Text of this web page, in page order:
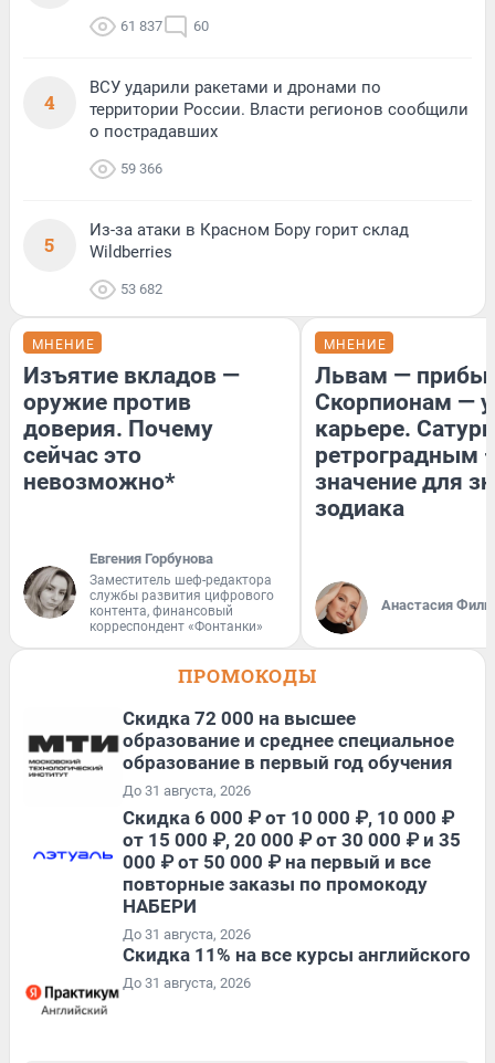
61 837 60
4
ВСУ ударили ракетами и дронами по
территории России. Власти регионов сообщили
о пострадавших
59 366
5
Из-за атаки в Красном Бору горит склад
Wildberries
53 682
МНЕНИЕ
Изъятие вкладов —
оружие против
доверия. Почему
сейчас это
невозможно*
Евгения Горбунова
Заместитель шеф-редактора
службы развития цифрового
контента, финансовый
корреспондент «Фонтанки»
МНЕНИЕ
Львам —
Скорпионам —
карьере.
ретроградным
значение для
зодиака
Анастасия
ПРОМОКОДЫ
Скидка 72 000 на высшее
образование и среднее специальное
образование в первый год обучения
До 31 августа, 2026
Скидка 6 000 ₽ от 10 000 ₽, 10 000 ₽
от 15 000 ₽, 20 000 ₽ от 30 000 ₽ и 35
000 ₽ от 50 000 ₽ на первый и все
повторные заказы по промокоду
НАБЕРИ
До 31 августа, 2026
Скидка 11% на все курсы английского
До 31 августа, 2026